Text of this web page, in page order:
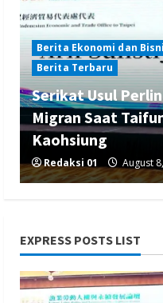
Berita Ekonomi dan
Berita Terbaru
Serikat Usul
Migran Saat
Kaohsiung
Redaksi 01 August
Berita Mancanegara
EXPRESS POSTS LIST